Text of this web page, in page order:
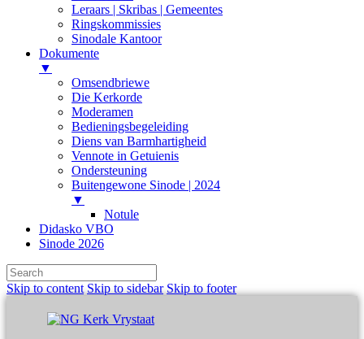
Leraars | Skribas | Gemeentes
Ringskommissies
Sinodale Kantoor
Dokumente
▼
Omsendbriewe
Die Kerkorde
Moderamen
Bedieningsbegeleiding
Diens van Barmhartigheid
Vennote in Getuienis
Ondersteuning
Buitengewone Sinode | 2024
▼
Notule
Didasko VBO
Sinode 2026
Skip to content Skip to sidebar Skip to footer